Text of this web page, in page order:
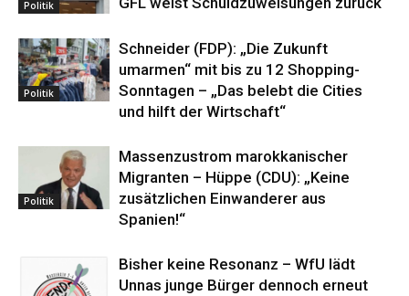
Politik
Politik
Schneider (FDP): „Die Zukunft
umarmen“ mit bis zu 12 Shopping-
Sonntagen – „Das belebt die Cities
und hilft der Wirtschaft“
Politik
Massenzustrom marokkanischer
Migranten – Hüppe (CDU): „Keine
zusätzlichen Einwanderer aus
Spanien!“
Bisher keine Resonanz – WfU lädt
Unnas junge Bürger dennoch erneut